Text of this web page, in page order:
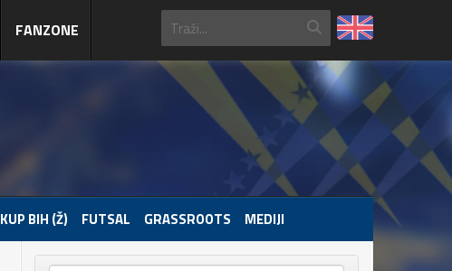
FANZONE
KUP BIH (Ž) FUTSAL GRASSROOTS MEDIJI